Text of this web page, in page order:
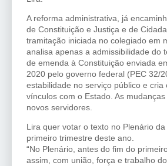
A reforma administrativa, já
de Constituição e Justiça e de
tramitação iniciada no colegiado em
analisa apenas a admissibilidade do
de emenda à Constituição enviada
2020 pelo governo federal (PEC 32/
estabilidade no serviço público e cria
vínculos com o Estado. As
novos servidores.
Lira quer votar o texto no Plenário
primeiro trimestre deste ano.
“No Plenário, antes do fim do
assim, com união, força e trabalho